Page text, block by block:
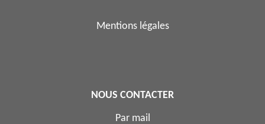
Mentions légales
NOUS CONTACTER
Par mail